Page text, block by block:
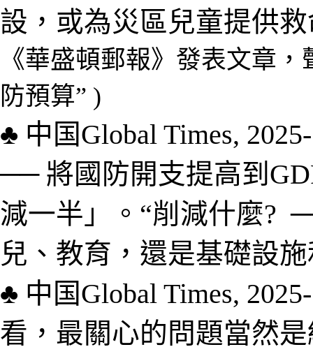
設，或為災區兒童提供
《華盛頓郵報》發表文章
防預算” )
♣ 中国Global Times, 2025-
── 將國防開支提高到
減一半」。“削減什麼?
兒、教育，還是基礎設
♣ 中国Global Times, 2025-
看，最關心的問題當然